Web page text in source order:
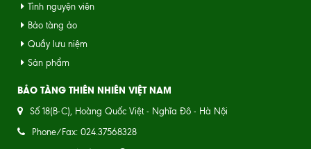
Tình nguyện viên
Bảo tàng ảo
Quầy lưu niệm
Sản phẩm
BẢO TÀNG THIÊN NHIÊN VIỆT NAM
Số 18(B-C), Hoàng Quốc Việt - Nghĩa Đô - Hà Nội
Phone/Fax: 024.37568328